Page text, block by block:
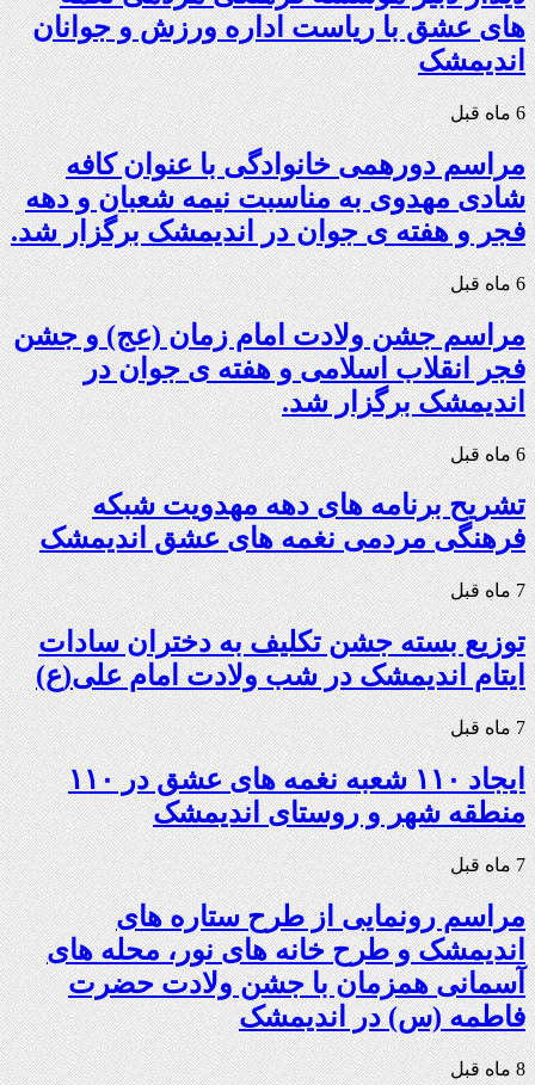
های عشق با ریاست اداره ورزش و جوانان
اندیمشک
6 ماه قبل
مراسم دورهمی خانوادگی با عنوان کافه
شادی مهدوی به مناسبت نیمه شعبان و دهه
فجر و هفته ی جوان در اندیمشک برگزار شد.
6 ماه قبل
مراسم جشن ولادت امام زمان (عج) و جشن
فجر انقلاب اسلامی و هفته ی جوان در
اندیمشک برگزار شد.
6 ماه قبل
تشریح برنامه های دهه مهدویت شبکه
فرهنگی مردمی نغمه های عشق اندیمشک
7 ماه قبل
توزیع بسته جشن تکلیف به دختران سادات
ایتام اندیمشک در شب ولادت امام علی(ع)
7 ماه قبل
ایجاد ۱۱۰ شعبه نغمه های عشق در ۱۱۰
منطقه شهر و روستای اندیمشک
7 ماه قبل
مراسم رونمایی از طرح ستاره های
اندیمشک و طرح خانه های نور، محله های
آسمانی همزمان با جشن ولادت حضرت
فاطمه (س) در اندیمشک
8 ماه قبل